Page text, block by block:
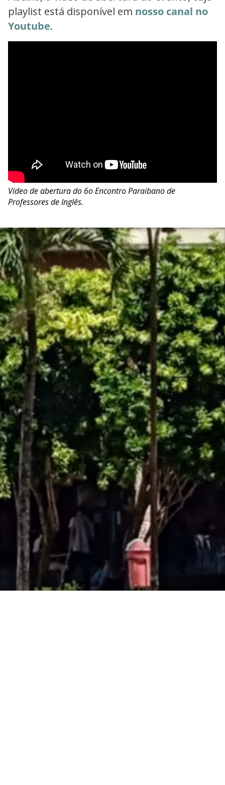
playlist está disponível em nosso canal no
Youtube.
Vídeo de abertura do 6o Encontro Paraibano de
Professores de Inglês.